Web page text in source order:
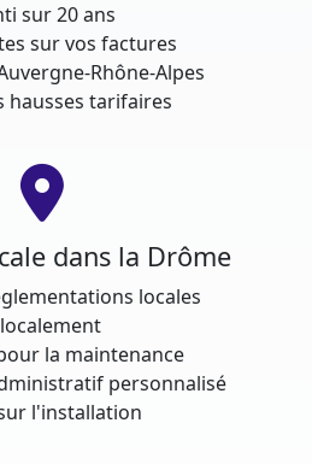
sur 20 ans
sur vos factures
Rhône-Alpes
hausses tarifaires
dans la Drôme
locales
la maintenance
personnalisé
l'installation